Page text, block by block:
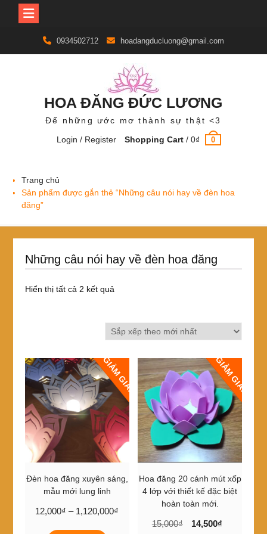
content
0934502712 hoadangducluong@gmail.com
HOA ĐĂNG ĐỨC LƯƠNG
Để những ước mơ thành sự thật <3
Login / Register
Shopping Cart /0₫ 0
Trang chủ
Sản phẩm được gắn thẻ “Những câu nói hay về đèn hoa
đăng”
Những câu nói hay về đèn hoa đăng
Hiển thị tất cả 2 kết quảĐã
theo
mới
GIẢM GIÁ!
Đèn hoa đăng xuyên sáng,
mẫu mới lung linh
12,000₫ – 1,120,000₫
GIẢM GIÁ!
Hoa đăng 20 cánh mút xốp
4 lớp với thiết kế đặc biệt
hoàn toàn mới.
15,000₫
Giá
14,500₫